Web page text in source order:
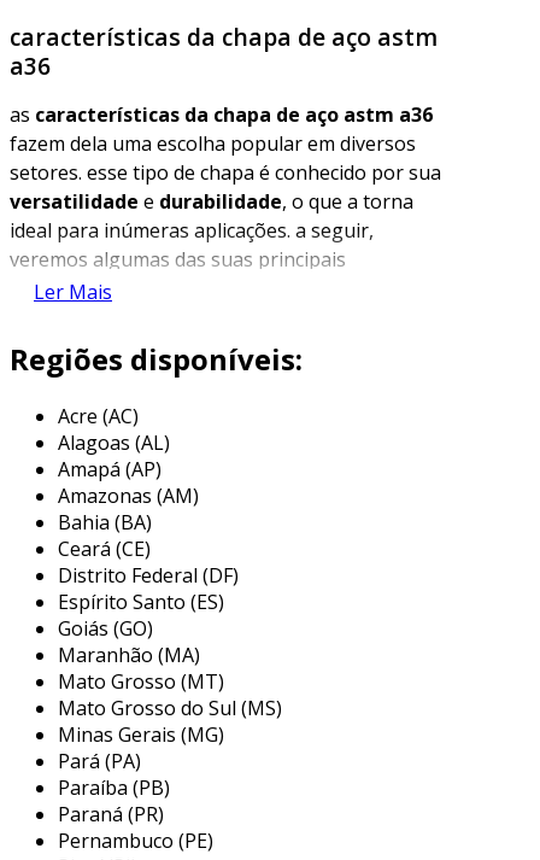
características da chapa de aço astm
a36
as características da chapa de aço astm a36
fazem dela uma escolha popular em diversos
setores. esse tipo de chapa é conhecido por sua
versatilidade e durabilidade, o que a torna
ideal para inúmeras aplicações. a seguir,
veremos algumas das suas principais
propriedades.
a chapa astm a36 é composta principalmente
de ferro, mas também contém pequenos
percentuais de carbono, manganês e silício.
isso confere a ela
elevada plasticidade
moldadas e cortadas com facilidade.
propriedades mecânicas
essa chapa apresenta uma
traçãoque varia normalmente entre 400 a 550
mpa, e um limite de escoamento em torno de
250 mpa. essas propriedades fazem com que
seja uma boa opção para estruturas que
requerem alta carga.
soldabilidade e formabilidade
Ler Mais
Regiões disponíveis:
Acre (AC)
Alagoas (AL)
Amapá (AP)
Amazonas (AM)
Bahia (BA)
Ceará (CE)
Distrito Federal (DF)
Espírito Santo (ES)
Goiás (GO)
Maranhão (MA)
Mato Grosso (MT)
Mato Grosso do Sul (MS)
Minas Gerais (MG)
Pará (PA)
Paraíba (PB)
Paraná (PR)
Pernambuco (PE)